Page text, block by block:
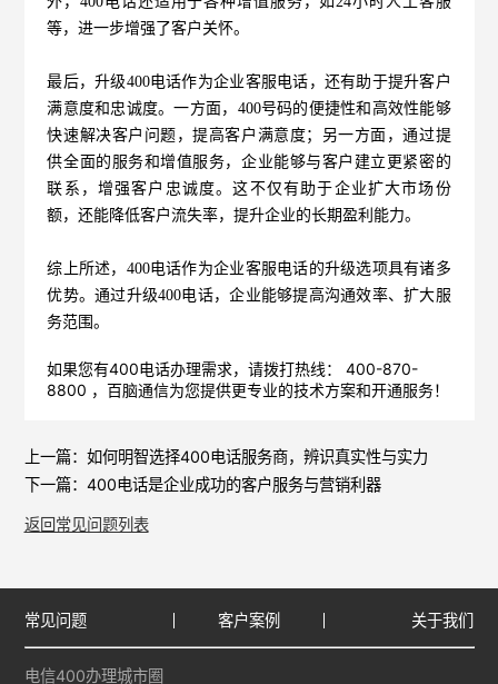
等，进一步增强了客户关怀。
最后，升级400电话作为企业客服电话，还有助于提升客户
满意度和忠诚度。一方面，400号码的便捷性和高效性能够
快速解决客户问题，提高客户满意度；另一方面，通过提
供全面的服务和增值服务，企业能够与客户建立更紧密的
联系，增强客户忠诚度。这不仅有助于企业扩大市场份
额，还能降低客户流失率，提升企业的长期盈利能力。
综上所述，400电话作为企业客服电话的升级选项具有诸多
优势。通过升级400电话，企业能够提高沟通效率、扩大服
务范围。
如果您有400电话办理需求，请拨打热线： 400-870-
8800 ，百脑通信为您提供更专业的技术方案和开通服务！
上一篇： 如何明智选择400电话服务商，辨识真实性与实力
下一篇： 400电话是企业成功的客户服务与营销利器
返回常见问题列表
常见问题 客户案例 关于我们
电信400办理城市圈